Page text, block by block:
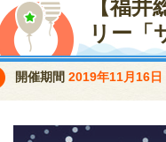
【福
リー「
開催期間 2019年11月16日